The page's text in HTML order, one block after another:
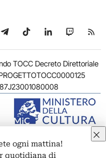
su WhatsApp
Seguici su Telegram
Seguici su TikTok
Seguici su
Seguici
TOCC Decreto Direttoriale
Vittorio Emanuele II, 287 –
ogni mattina!
quotidiana di